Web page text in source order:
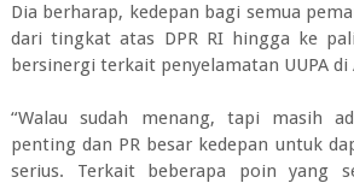
Dia berharap, kedepan bagi semua
dari tingkat atas DPR RI hingga ke
bersinergi terkait penyelamatan UUPA di
“Walau sudah menang, tapi masih
penting dan PR besar kedepan untuk
serius. Terkait beberapa poin yang